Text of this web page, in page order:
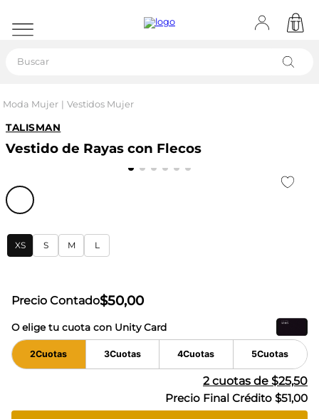
Moda Mujer Vestidos Mujer
TALISMAN
Vestido de Rayas con Flecos
XS S M L
Precio Contado$50,00
O elige tu cuota con Unity Card
2Cuotas 3Cuotas 4Cuotas 5Cuotas
2cuotas de $25,50
Precio Final Crédito $51,00